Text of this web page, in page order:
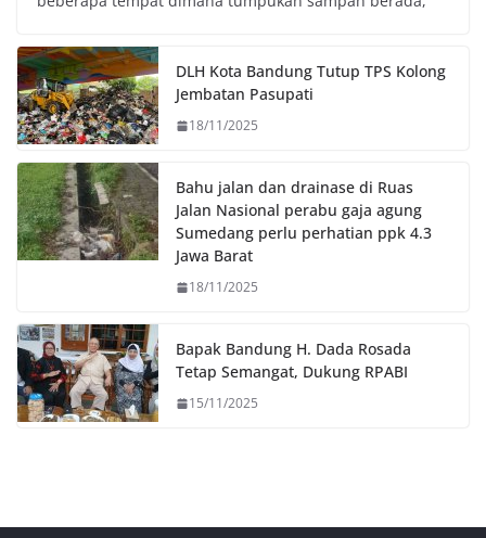
b
o
k
t
r
s
p
p
L
n
k
DLH Kota Bandung Tutup TPS Kolong
Jembatan Pasupati
18/11/2025
Bahu jalan dan drainase di Ruas
Jalan Nasional perabu gaja agung
Sumedang perlu perhatian ppk 4.3
Jawa Barat
18/11/2025
Bapak Bandung H. Dada Rosada
Tetap Semangat, Dukung RPABI
15/11/2025